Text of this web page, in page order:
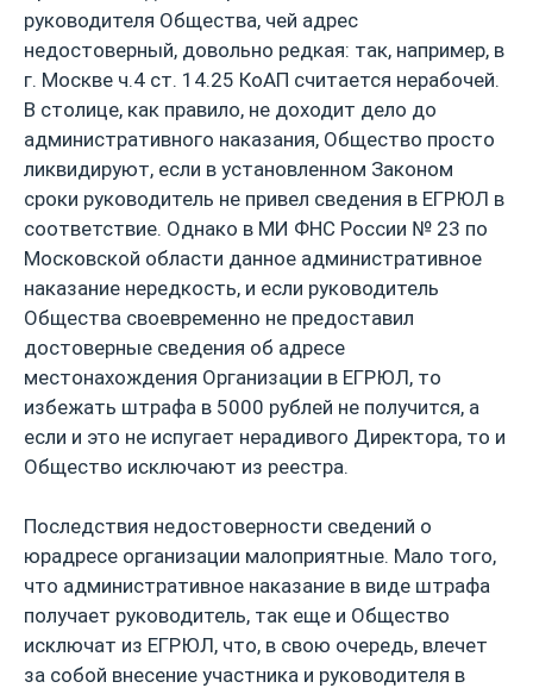
руководителя Общества, чей адрес
недостоверный, довольно редкая: так, например, в
г. Москве ч.4 ст. 14.25 КоАП считается нерабочей.
В столице, как правило, не доходит дело до
административного наказания, Общество просто
ликвидируют, если в установленном Законом
сроки руководитель не привел сведения в ЕГРЮЛ в
соответствие. Однако в МИ ФНС России № 23 по
Московской области данное административное
наказание нередкость, и если руководитель
Общества своевременно не предоставил
достоверные сведения об адресе
местонахождения Организации в ЕГРЮЛ, то
избежать штрафа в 5000 рублей не получится, а
если и это не испугает нерадивого Директора, то и
Общество исключают из реестра.
Последствия недостоверности сведений о
юрадресе организации малоприятные. Мало того,
что административное наказание в виде штрафа
получает руководитель, так еще и Общество
исключат из ЕГРЮЛ, что, в свою очередь, влечет
за собой внесение участника и руководителя в